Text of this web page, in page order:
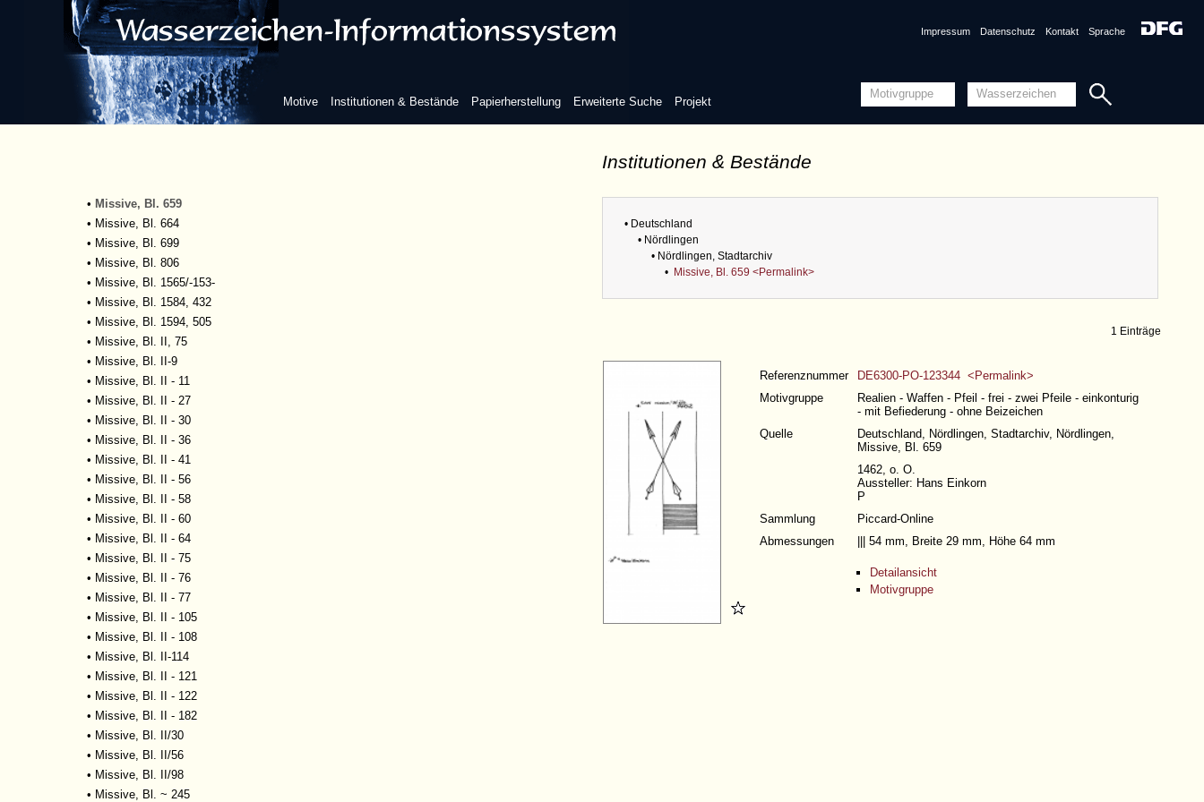
Motive Institutionen & Bestände Papierherstellung Erweiterte Suche Projekt
Impressum Datenschutz Kontakt Sprache
Institutionen & Bestände
•Missive, Bl. 579
•Missive, Bl. 580
•Missive, Bl. 581
•Missive, Bl. 591
•Missive, Bl. 594
•Missive, Bl. 605
•Missive, Bl. 618
• Missive, Bl. 659
• Missive, Bl. 664
• Missive, Bl. 699
• Missive, Bl. 806
• Missive, Bl. 1565/-153-
• Missive, Bl. 1584, 432
• Missive, Bl. 1594, 505
• Missive, Bl. II, 75
• Missive, Bl. II-9
• Missive, Bl. II - 11
• Missive, Bl. II - 27
• Missive, Bl. II - 30
• Missive, Bl. II - 36
• Missive, Bl. II - 41
• Missive, Bl. II - 56
• Missive, Bl. II - 58
• Missive, Bl. II - 60
• Missive, Bl. II - 64
• Missive, Bl. II - 75
• Missive, Bl. II - 76
• Missive, Bl. II - 77
• Missive, Bl. II - 105
• Missive, Bl. II - 108
• Missive, Bl. II-114
• Missive, Bl. II - 121
• Missive, Bl. II - 122
• Missive, Bl. II - 182
• Missive, Bl. II/30
• Missive, Bl. II/56
• Missive, Bl. II/98
• Missive, Bl. ~ 245
• Deutschland
• Nördlingen
• Nördlingen, Stadtarchiv
• Missive, Bl. 659 <Permalink>
1 Einträge
Referenznummer
DE6300-PO-123344 <Permalink>
Motivgruppe
Realien - Waffen - Pfeil - frei - zwei Pfeile - einkonturig
- mit Befiederung - ohne Beizeichen
Quelle
Deutschland, Nördlingen, Stadtarchiv, Nördlingen,
Missive, Bl. 659
1462, o. O.
Aussteller: Hans Einkorn
P
Sammlung
Piccard-Online
Abmessungen
||| 54 mm, Breite 29 mm, Höhe 64 mm
Detailansicht
Motivgruppe